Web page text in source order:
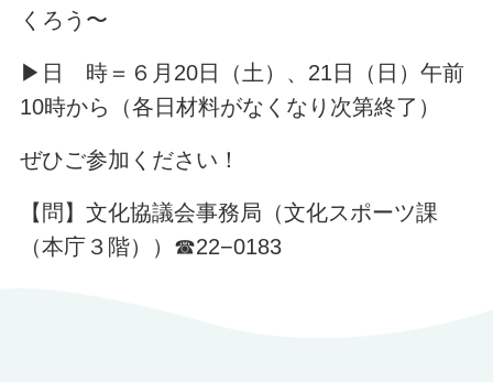
くろう〜
▶日 時＝６月20日（土）、21日（日）午前
10時から（各日材料がなくなり次第終了）
ぜひご参加ください！
【問】文化協議会事務局（文化スポーツ課
（本庁３階））☎22−0183